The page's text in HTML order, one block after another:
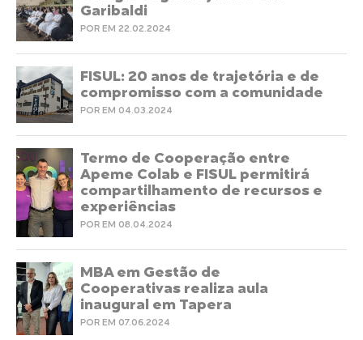
Garibaldi
POR EM 22.02.2024
FISUL: 20 anos de trajetória e de
compromisso com a comunidade
POR EM 04.03.2024
Termo de Cooperação entre
Apeme Colab e FISUL permitirá
compartilhamento de recursos e
experiências
POR EM 08.04.2024
MBA em Gestão de
Cooperativas realiza aula
inaugural em Tapera
POR EM 07.06.2024